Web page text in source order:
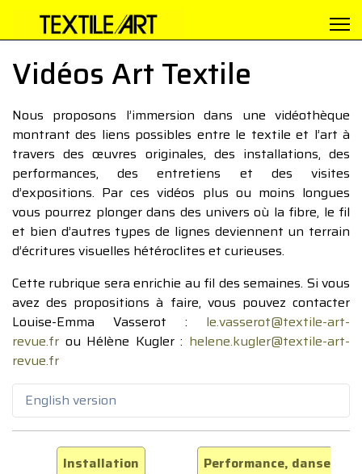
Vidéos Art Textile
Nous proposons l’immersion dans une vidéothèque
montrant des liens possibles entre le textile et l’art à
travers des œuvres originales, des installations, des
performances, des entretiens et des visites
d’expositions. Par ces vidéos plus ou moins longues
vous pourrez plonger dans des univers où la fibre, le fil
et bien d’autres types de lignes deviennent un terrain
d’écritures visuelles hétéroclites et curieuses.
Cette rubrique sera enrichie au fil des semaines. Si vous
avez des propositions à faire, vous pouvez contacter
Louise-Emma Vasserot : le.vasserot@textile-art-
revue.fr ou Hélène Kugler : helene.kugler@textile-art-
revue.fr
English version
Installation
Performance, danse